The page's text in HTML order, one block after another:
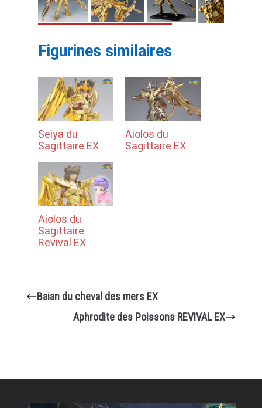
Figurines similaires
Seiya du
Sagittaire EX
Aiolos du
Sagittaire EX
Aiolos du
Sagittaire
Revival EX
Baian du cheval des mers EX
Aphrodite des Poissons REVIVAL EX